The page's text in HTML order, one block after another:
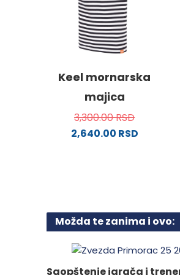
mogu
biti
izabrane
na
stranici
Keel mornarska
majica
3,300.00RSD
2,640.00 RSD
Opcije
biti
izabrane
Možda te zanima i ovo:
Saopštenje igrača i